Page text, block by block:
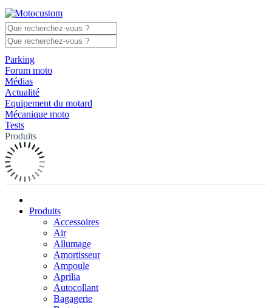
Parking
Forum moto
Médias
Actualité
Equipement du motard
Mécanique moto
Tests
Produits
Produits
Accessoires
Air
Allumage
Amortisseur
Ampoule
Aprilia
Autocollant
Bagagerie